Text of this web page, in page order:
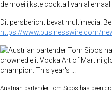
de moeilijkste cocktail van allemaal
Dit persbericht bevat multimedia.
https://www.businesswire.com/
Austrian bartender Tom Sipos has been